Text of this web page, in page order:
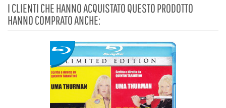
I CLIENTI CHE HANNO ACQUISTATO QUESTO PRODOTTO
HANNO COMPRATO ANCHE: